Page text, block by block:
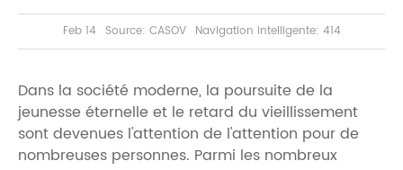
Feb 14 Source: CASOV Navigation intelligente: 414
Dans la société moderne, la poursuite de la
jeunesse éternelle et le retard du vieillissement
sont devenues l'attention de l'attention pour de
nombreuses personnes. Parmi les nombreux